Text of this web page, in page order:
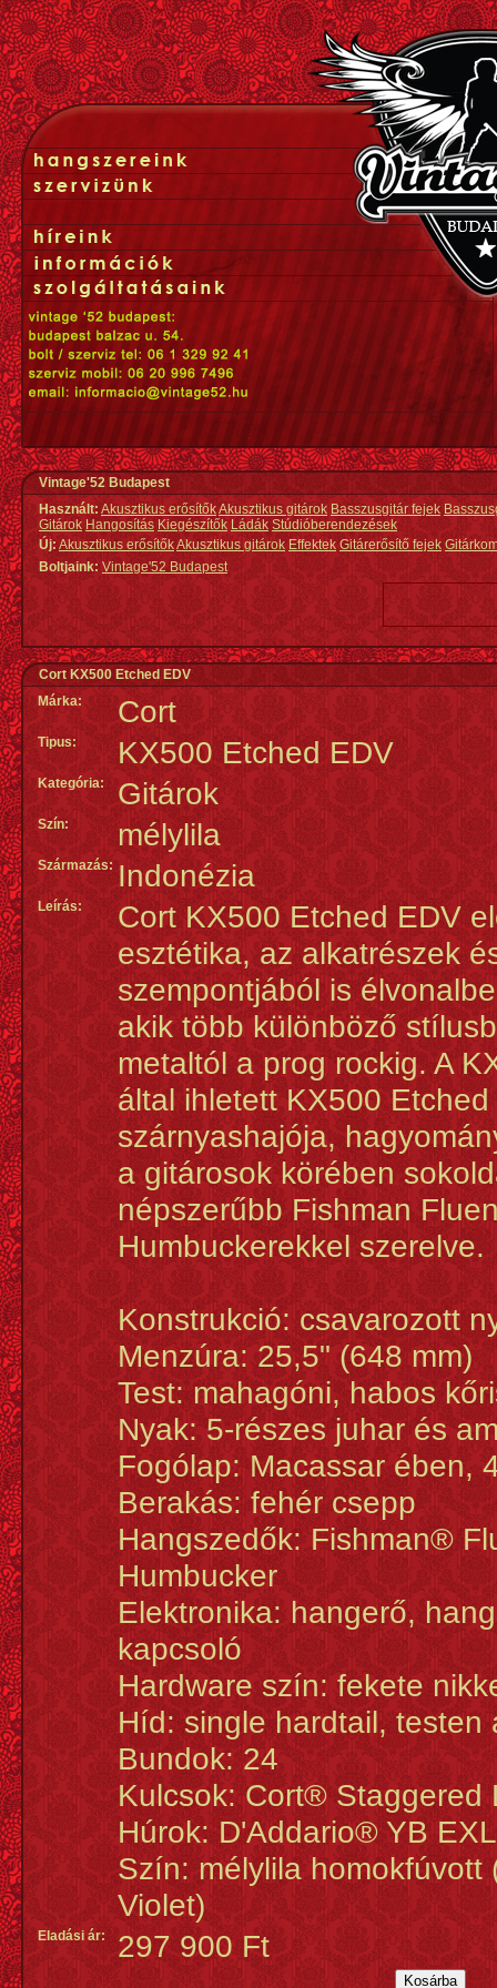
Vintage'52 Budapest
Használt: Akusztikus erősítőkAkusztikus gitárok Basszusgitár fejek
Gitárok Hangosítás Kiegészítők Ládák Stúdióberendezések
Új:Akusztikus erősítőkAkusztikus gitárok Effektek Gitárerősítő fejek
Boltjaink: Vintage'52 Budapest
Cort KX500 Etched EDV
Márka:
Cort
Tipus: KX500 Etched EDV
Kategória: Gitárok
Szín: mélylila
Származás: Indonézia
Leírás:
Cort KX500 Etched EDV
esztétika, az alkatrészek
szempontjából is
akik több különböző
metaltól a prog rockig. A
által ihletett KX500
szárnyashajója,
a gitárosok körében
népszerűbb Fishman
Humbuckerekkel szerelve.
Konstrukció: csavarozott
Menzúra: 25,5" (648 mm)
Test: mahagóni, habos
Nyak: 5-részes juhar és
Fogólap: Macassar ében,
Berakás: fehér csepp
Hangszedők: Fishman®
Humbucker
Elektronika: hangerő,
kapcsoló
Hardware szín: fekete
Híd: single hardtail, testen
Bundok: 24
Kulcsok: Cort® Staggered
Húrok: D'Addario® YB
Szín: mélylila homokfúvott
Violet)
Eladási ár: 297 900 Ft